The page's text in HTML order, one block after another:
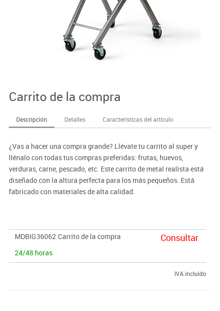
Carrito de la compra
Descripción Detalles Características del artículo
¿Vas a hacer una compra grande? Llévate tu carrito al super y
llénalo con todas tus compras preferidas: frutas, huevos,
verduras, carne, pescado, etc. Este carrito de metal realista está
diseñado con la altura perfecta para los más pequeños. Está
fabricado con materiales de alta calidad.
MDBIG36062 Carrito de la compra
24/48 horas
Consultar
IVA incluido